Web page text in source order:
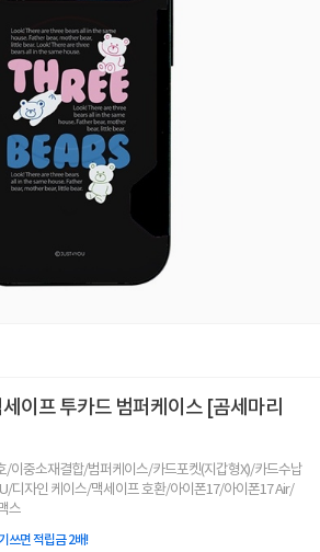
이프 투카드 범퍼케이스 [곰세마리
/이중소재결합/범퍼케이스/카드포켓(지갑형X)/카드수납
디자인 케이스/맥세이프 호환/아이폰17/아이폰17 Air/
스
쓰면 적립금 2배!